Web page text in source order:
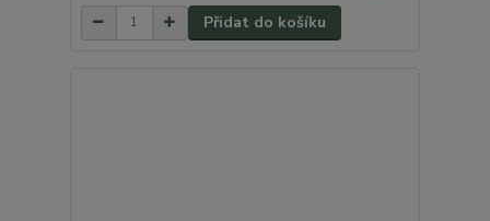
Přidat do košíku